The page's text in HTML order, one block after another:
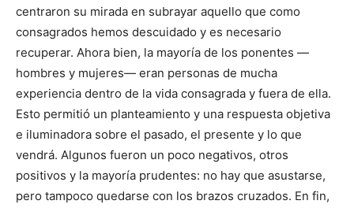
centraron su mirada en subrayar aquello que como
consagrados hemos descuidado y es necesario
recuperar. Ahora bien, la mayoría de los ponentes —
hombres y mujeres— eran personas de mucha
experiencia dentro de la vida consagrada y fuera de ella.
Esto permitió un planteamiento y una respuesta objetiva
e iluminadora sobre el pasado, el presente y lo que
vendrá. Algunos fueron un poco negativos, otros
positivos y la mayoría prudentes: no hay que asustarse,
pero tampoco quedarse con los brazos cruzados. En fin,